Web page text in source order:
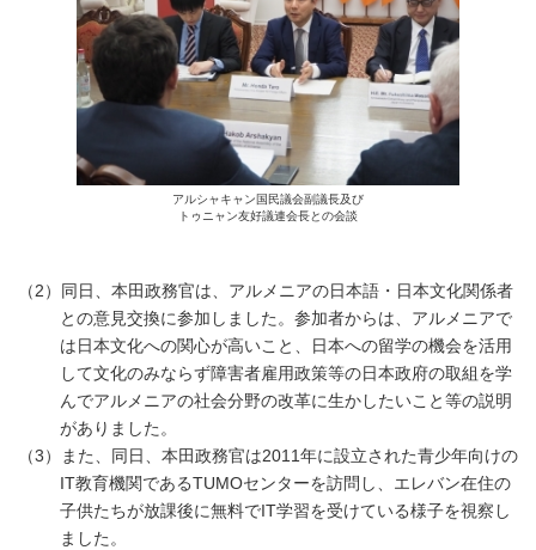
アルシャキャン国民議会副議長及び
トゥニャン友好議連会長との会談
（2）同日、本田政務官は、アルメニアの日本語・日本文化関係者
との意見交換に参加しました。参加者からは、アルメニアで
は日本文化への関心が高いこと、日本への留学の機会を活用
して文化のみならず障害者雇用政策等の日本政府の取組を学
んでアルメニアの社会分野の改革に生かしたいこと等の説明
がありました。
（3）また、同日、本田政務官は2011年に設立された青少年向けの
IT教育機関であるTUMOセンターを訪問し、エレバン在住の
子供たちが放課後に無料でIT学習を受けている様子を視察し
ました。